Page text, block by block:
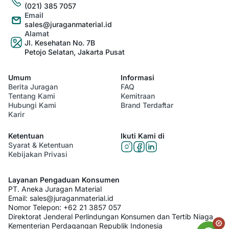
(021) 385 7057
Email
sales@juraganmaterial.id
Alamat
Jl. Kesehatan No. 7B
Petojo Selatan, Jakarta Pusat
Umum
Berita Juragan
Tentang Kami
Hubungi Kami
Karir
Informasi
FAQ
Kemitraan
Brand Terdaftar
Ketentuan
Syarat & Ketentuan
Kebijakan Privasi
Ikuti Kami di
Layanan Pengaduan Konsumen
PT. Aneka Juragan Material
Email: sales@juraganmaterial.id
Nomor Telepon: +62 21 3857 057
Direktorat Jenderal Perlindungan Konsumen dan Tertib Niaga
Kementerian Perdagangan Republik Indonesia